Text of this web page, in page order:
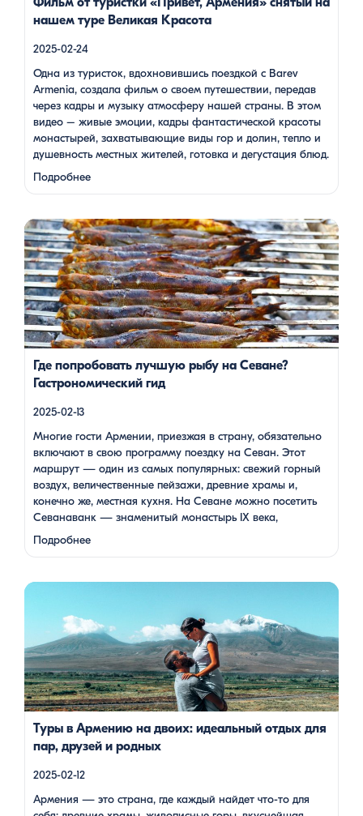
нашем туре Великая Красота
2025-02-24
Одна из туристок, вдохновившись поездкой с Barev
Armenia, создала фильм о своем путешествии, передав
через кадры и музыку атмосферу нашей страны. В этом
видео – живые эмоции, кадры фантастической красоты
монастырей, захватывающие виды гор и долин, тепло и
душевность местных жителей, готовка и дегустация блюд.
Путешествие под завораживающие мелодии дудука
Дживана Гаспаряна стало настоящим погружением …
Подробнее
Многие гости Армении, приезжая в страну, обязательно
включают в свою программу поездку на Севан. Этот
маршрут — один из самых популярных: свежий горный
воздух, величественные пейзажи, древние храмы и, конечно
же, местная кухня. На Севане можно посетить Севанаванк
— знаменитый монастырь IX века, расположенный на
полуострове, а также Айраванк, который менее известен, но
не менее […]
Где попробовать лучшую рыбу на Севане?
Гастрономический гид
2025-02-13
Многие гости Армении, приезжая в страну, обязательно
включают в свою программу поездку на Севан. Этот
маршрут — один из самых популярных: свежий горный
воздух, величественные пейзажи, древние храмы и,
конечно же, местная кухня. На Севане можно посетить
Севанаванк — знаменитый монастырь IX века,
расположенный на полуострове, а также Айраванк,
который менее известен, но не менее …
Подробнее
Армения — это страна, где каждый найдет что-то для себя:
удивительное гостеприимство. Но что, если вы планируете
путешествие вдвоем? Мы подготовили туры, которые
подойдут для всех случаев — будь вы друзьями, подругами,
родителями с детьми, молодой парой или супругами в
возрасте. Какой тур выбрать для путешествия вдвоем? 1. […]
Туры в Армению на двоих: идеальный отдых для
пар, друзей и родных
2025-02-12
Армения — это страна, где каждый найдет что-то для